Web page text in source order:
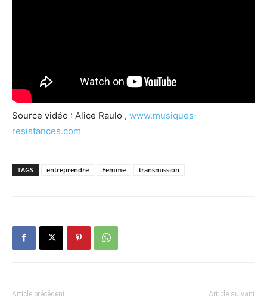
Source vidéo : Alice Raulo , www.musiques-
resistances.com
TAGS entreprendre Femme transmission
Article précédent Article suivant